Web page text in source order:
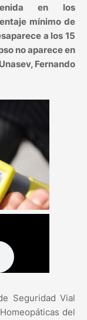
en los
mínimo de
a los 15
no aparece en
Fernando
Seguridad Vial
del